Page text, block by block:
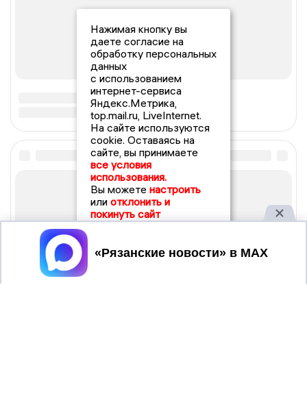
Нажимая кнопку вы
даете согласие на
обработку персональных
данных
с использованием
интернет-сервиса
Яндекс.Метрика,
top.mail.ru, LiveInternet.
На сайте используются
cookie. Оставаясь на
сайте, вы принимаете
все условия
использования.
Вы можете настроить
или отклонить и
покинуть сайт
Принять